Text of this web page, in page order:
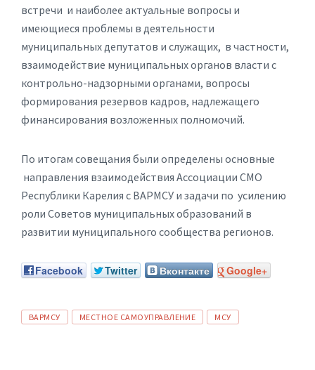
встречи и наиболее актуальные вопросы и
имеющиеся проблемы в деятельности
муниципальных депутатов и служащих, в частности,
взаимодействие муниципальных органов власти с
контрольно-надзорными органами, вопросы
формирования резервов кадров, надлежащего
финансирования возложенных полномочий.
По итогам совещания были определены основные
направления взаимодействия Ассоциации СМО
Республики Карелия с ВАРМСУ и задачи по усилению
роли Советов муниципальных образований в
развитии муниципального сообщества регионов.
Facebook Twitter Вконтакте Google+
ТЕГИ:
ВАРМСУ МЕСТНОЕ САМОУПРАВЛЕНИЕ МСУ